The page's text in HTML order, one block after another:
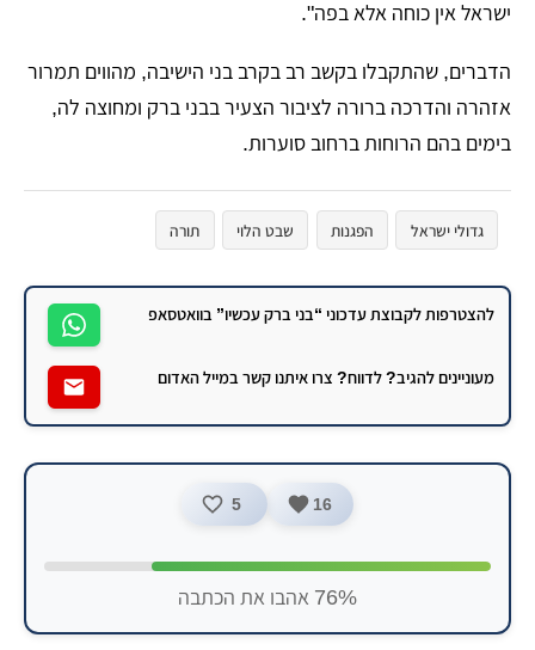
ישראל אין כוחה אלא בפה".
​הדברים, שהתקבלו בקשב רב בקרב בני הישיבה, מהווים תמרור
אזהרה והדרכה ברורה לציבור הצעיר בבני ברק ומחוצה לה,
בימים בהם הרוחות ברחוב סוערות.
גדולי ישראל הפגנות שבט הלוי תורה
להצטרפות לקבוצת עדכוני “בני ברק עכשיו” בוואטסאפ
מעוניינים להגיב? לדווח? צרו איתנו קשר במייל האדום
16
5
76% אהבו את הכתבה